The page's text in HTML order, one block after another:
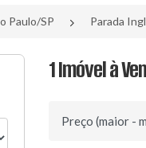
Paulo/SP Parada
1 Imóvel à
Ordenar por